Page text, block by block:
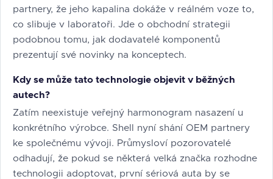
partnery, že jeho kapalina dokáže v reálném voze to,
co slibuje v laboratoři. Jde o obchodní strategii
podobnou tomu, jak dodavatelé komponentů
prezentují své novinky na konceptech.
Kdy se může tato technologie objevit v běžných
autech?
Zatím neexistuje veřejný harmonogram nasazení u
konkrétního výrobce. Shell nyní shání OEM partnery
ke společnému vývoji. Průmysloví pozorovatelé
odhadují, že pokud se některá velká značka rozhodne
technologii adoptovat, první sériová auta by se